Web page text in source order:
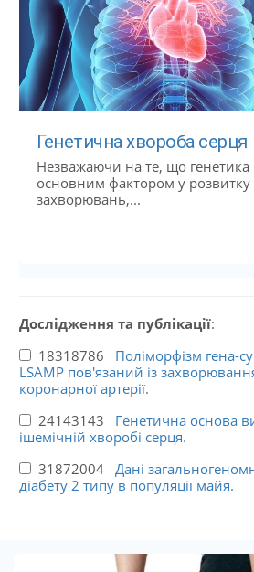
Генетична хвороба серця
Незважаючи на те, що
основним фактором у
захворювань,...
Дослідження та публікації:
18318786 Поліморфізм гена-
LSAMP пов'язаний із
коронарної артерії.
24143143 Генетична основа
ішемічній хворобі серця.
31872004 Дані
діабету 2 типу в популяції майя.